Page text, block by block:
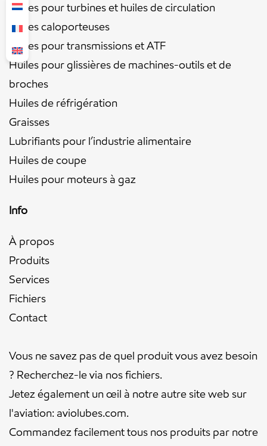
Huiles pour turbines et huiles de circulation
Huiles caloporteuses
Huiles pour transmissions et ATF
Huiles pour glissières de machines-outils et de
broches
Huiles de réfrigération
Graisses
Lubrifiants pour l’industrie alimentaire
Huiles de coupe
Huiles pour moteurs à gaz
Info
À propos
Produits
Services
Fichiers
Contact
Vous ne savez pas de quel produit vous avez besoin
? Recherchez-le via nosfichiers.
Jetez également un œil à notre autre site web sur
l'aviation: aviolubes.com.
Commandez facilement tous nos produits par notre